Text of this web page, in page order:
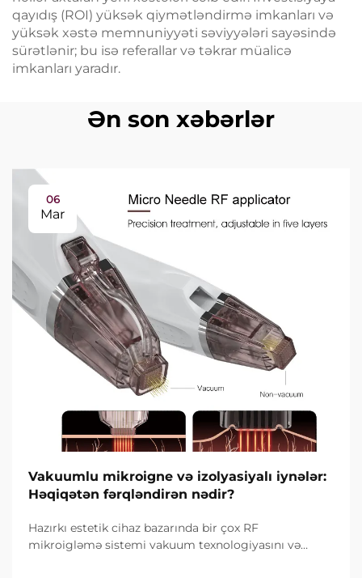
qayıdış (ROI) yüksək qiymətləndirmə imkanları və
yüksək xəstə memnuniyyəti səviyyələri sayəsində
sürətlənir; bu isə referallar və təkrar müalicə
imkanları yaradır.
Ən son xəbərlər
06
Mar
Vakuumlu mikroigne və izolyasiyalı iynələr:
Həqiqətən fərqləndirən nədir?
Hazırkı estetik cihaz bazarında bir çox RF
mikroigləmə sistemi vakuum texnologiyasını və